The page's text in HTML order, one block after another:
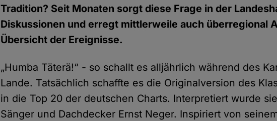
Tradition? Seit Monaten sorgt diese Frage in der
Diskussionen und erregt mittlerweile auch überregional
Übersicht der Ereignisse.
„Humba Täterä!“ - so schallt es alljährlich während des
Lande. Tatsächlich schaffte es die Originalversion des
in die Top 20 der deutschen Charts. Interpretiert wurde
Sänger und Dachdecker Ernst Neger. Inspiriert von